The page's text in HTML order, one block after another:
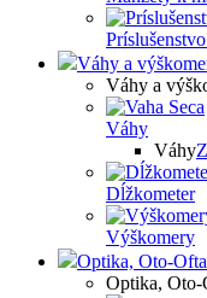
Váhy a
Váhy a
Váhy
Váhy
Dĺžkometer
Výškomery
Optika, Oto-
Optika, Oto-